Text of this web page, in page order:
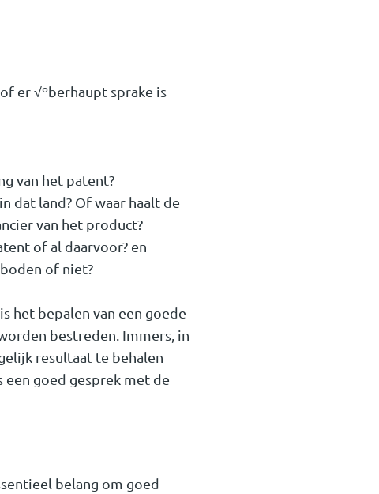
er √ºberhaupt sprake is
van het patent?
dat land? Of waar haalt de
van het product?
of al daarvoor? en
of niet?
het bepalen van een goede
bestreden. Immers, in
resultaat te behalen
goed gesprek met de
belang om goed